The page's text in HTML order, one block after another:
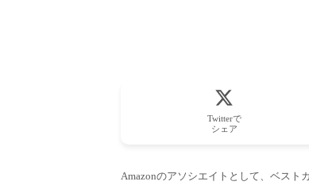
Twitterで
シェア
Amazonのアソシエイトとして、ベスト